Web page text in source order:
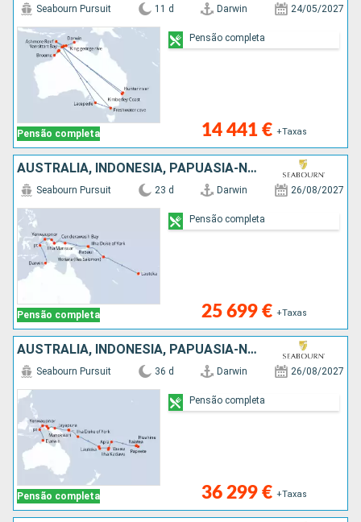
Pensão completa
Seabourn Pursuit 11 d Darwin 24/05/2027
14 441 € +Taxas
Pensão completa
AUSTRALIA, INDONÉSIA, PAPUASIA-NOVA GUINÃ, ILHAS SALOMON, VANUATU, FIJI (ILHAS)
Pensão completa
Seabourn Pursuit 23 d Darwin 26/08/2027
25 699 € +Taxas
Pensão completa
AUSTRALIA, INDONÉSIA, PAPUASIA-NOVA GUINÃ, ILHAS SALOMON, VANUATU, FIJI (ILHAS), TONGA, SAMOA, ILHAS COOK, FRANÇA
Pensão completa
Seabourn Pursuit 36 d Darwin 26/08/2027
36 299 € +Taxas
Pensão completa